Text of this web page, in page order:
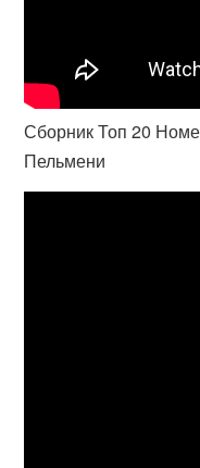
Сборник Топ 20
Пельмени